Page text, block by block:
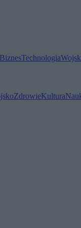
BiznesTechnologia
ZdrowieKultura